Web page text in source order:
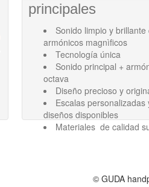
principales
Sonido limpio y brillante
armónicos magnìficos
Tecnología única
Sonido principal +
octava
Diseño precioso y
Escalas personalizadas
diseños disponibles
Materiales de calidad
© GUDA